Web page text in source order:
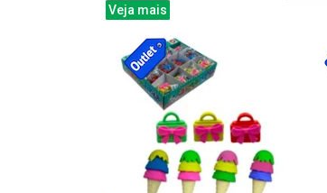
Veja mais